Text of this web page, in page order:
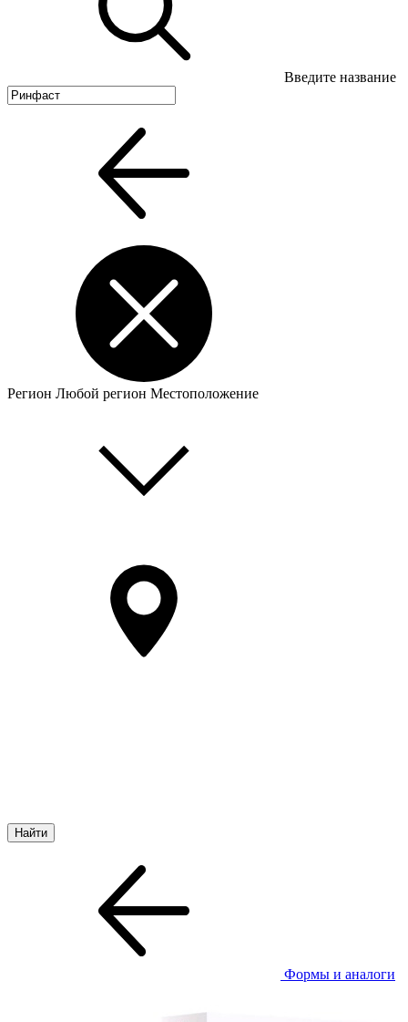
Введите название
Регион Любой регион Местоположение
Формы и аналоги